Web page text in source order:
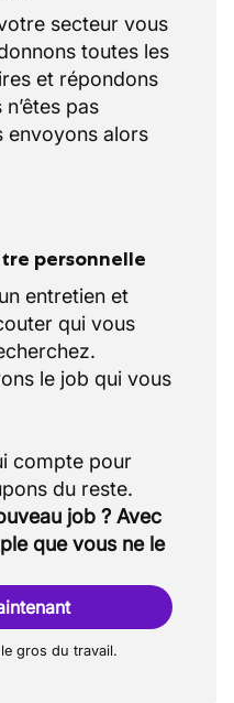
secteur vous
toutes les
et répondons
pas
envoyons alors
personnelle
entretien et
qui vous
le job qui vous
compte pour
job ? Avec
que vous ne le
gros du travail.